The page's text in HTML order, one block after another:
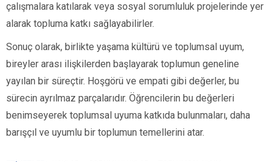
çalışmalara katılarak veya sosyal sorumluluk projelerinde yer
alarak topluma katkı sağlayabilirler.
Sonuç olarak, birlikte yaşama kültürü ve toplumsal uyum,
bireyler arası ilişkilerden başlayarak toplumun geneline
yayılan bir süreçtir. Hoşgörü ve empati gibi değerler, bu
sürecin ayrılmaz parçalarıdır. Öğrencilerin bu değerleri
benimseyerek toplumsal uyuma katkıda bulunmaları, daha
barışçıl ve uyumlu bir toplumun temellerini atar.